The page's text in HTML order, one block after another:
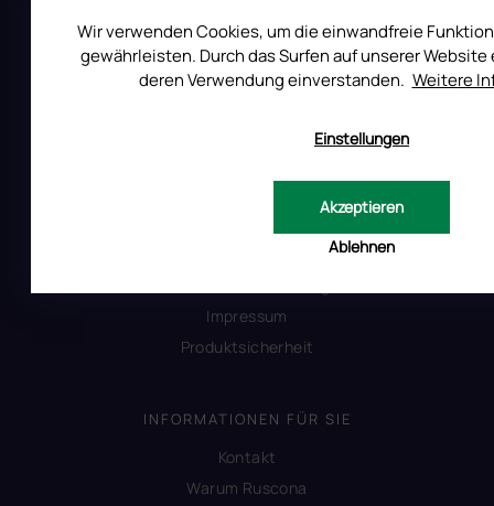
Wir verwenden Cookies, um die einwandfreie
gewährleisten. Durch das Surfen auf unserer Website
deren Verwendung einverstanden. Weitere
Einstellungen
Ablehnen
Akzeptieren
Allgemeine Geschäftsbedingungen
Impressum
Produktsicherheit
INFORMATIONEN FÜR SIE
Kontakt
Warum Ruscona